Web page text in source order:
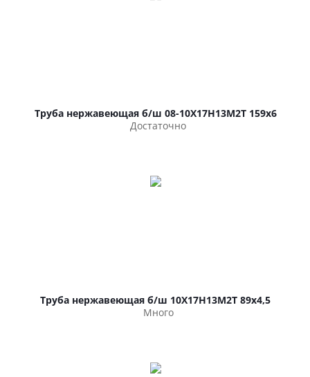
Труба нержавеющая б/ш 08-10Х17Н13М2Т 159х6
Достаточно
Труба нержавеющая б/ш 10Х17Н13М2Т 89х4,5
Много